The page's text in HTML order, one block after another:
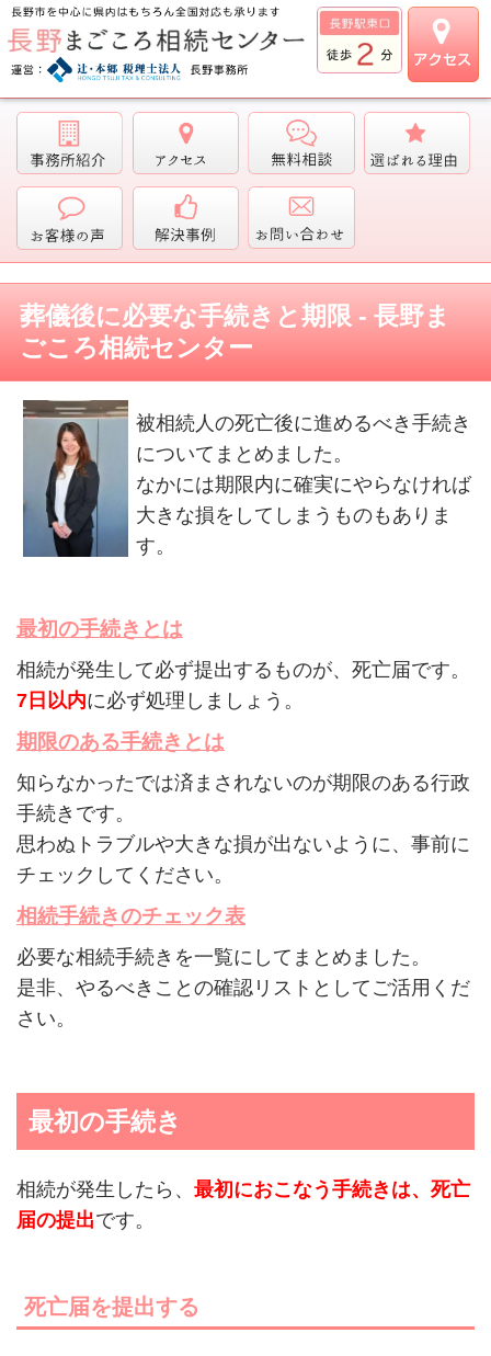
葬儀後に必要な手続きと期限 - 長野ま
ごころ相続センター
被相続人の死亡後に進めるべき手続き
についてまとめました。
なかには期限内に確実にやらなければ
大きな損をしてしまうものもありま
す。
最初の手続きとは
相続が発生して必ず提出するものが、死亡届です。
7日以内に必ず処理しましょう。
期限のある手続きとは
知らなかったでは済まされないのが期限のある行政
手続きです。
思わぬトラブルや大きな損が出ないように、事前に
チェックしてください。
相続手続きのチェック表
必要な相続手続きを一覧にしてまとめました。
是非、やるべきことの確認リストとしてご活用くだ
さい。
最初の手続き
相続が発生したら、 最初におこなう手続きは、死亡
届の提出です。
死亡届を提出する